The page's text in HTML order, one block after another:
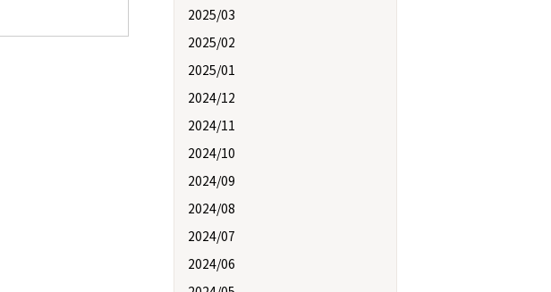
2025/03
2025/02
2025/01
2024/12
2024/11
2024/10
2024/09
2024/08
2024/07
2024/06